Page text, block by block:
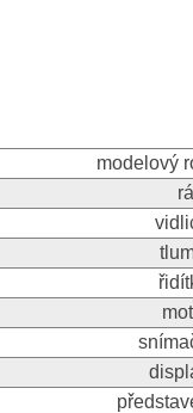
modelový